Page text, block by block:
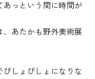
あっという間に時間が
、あたかも野外美術展
びしょびしょになりな